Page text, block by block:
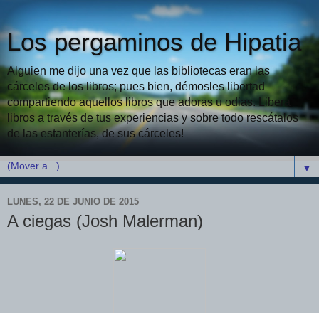
Los pergaminos de Hipatia
Alguien me dijo una vez que las bibliotecas eran las
cárceles de los libros; pues bien, démosles libertad
compartiendo aquellos libros que adoras u odias. Libera
libros a través de tus experiencias y sobre todo rescátalos
de las estanterías, de sus cárceles!
▼
LUNES, 22 DE JUNIO DE 2015
A ciegas (Josh Malerman)